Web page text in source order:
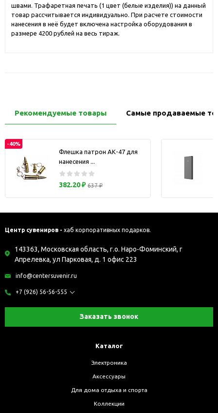
швами. Трафаретная печать (1 цвет (белые изделия)) на данный
товар рассчитывается индивидуально. При расчете стоимости
нанесения в неё будет включена настройка оборудования в
размере 4200 рублей на весь тираж.
Рекомендуемые товары Самые продаваемые
-40%
Флешка патрон АК-47 для
нанесения ...
382.20 ₽ 637 ₽
Центр сувениров - хаб корпоративных подарков.
143363, Московская область, г.о. Наро-Фоминский, г
Апрелевка, ул Парковая, д. 1 офис 223
info@centersuvenir.ru
+7 (926) 56-56-555
Заказать звонок
Каталог
Электроника
Аксессуары
Для дома отдыха и спорта
Коллекции